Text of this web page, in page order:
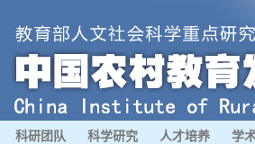
科研团队 科学研究 人才培养 学